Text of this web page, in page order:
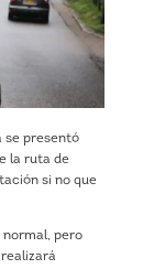
se presentó
la ruta de
si no que
normal, pero
realizará